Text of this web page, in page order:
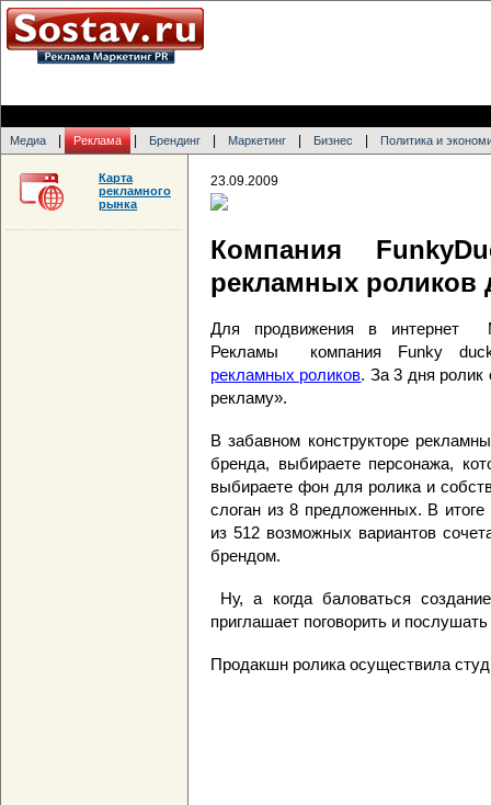
Медиа Реклама Брендинг Маркетинг Бизнес Политика и
23.09.2009
Компания
рекламных
Для продвижения в интернет
Рекламы компания Funky
рекламных роликов. За 3 дня ролик
рекламу».
В забавном конструкторе
бренда, выбираете персонажа,
выбираете фон для ролика и
слоган из 8 предложенных. В
из 512 возможных вариантов
брендом.
Ну, а когда баловаться
приглашает поговорить и
Продакшн ролика осуществила
Карта
рекламного
рынка